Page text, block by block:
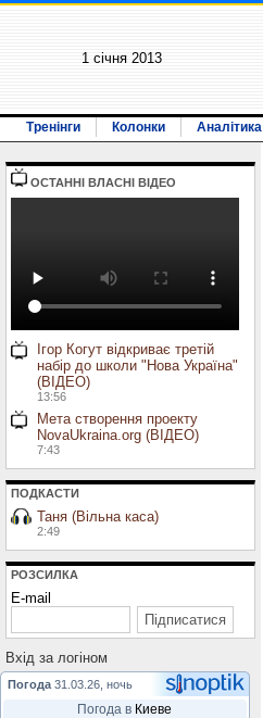
1 січня 2013
Тренінги Колонки Аналітика
ОСТАННI ВЛАСНI ВIДЕО
Ігор Когут відкриває третій
набір до школи "Нова Україна"
(ВІДЕО)
13:56
Мета створення проекту
NovaUkraina.org (ВІДЕО)
7:43
ПОДКАСТИ
Таня (Вільна каса)
2:49
РОЗСИЛКА
E-mail
Вхiд за логiном
Погода 31.03.26, ночь
Погода в Киеве